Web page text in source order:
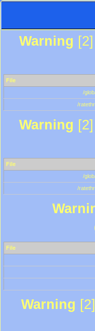
Warning
File
/
/
Warning
File
/
/
File
Warning